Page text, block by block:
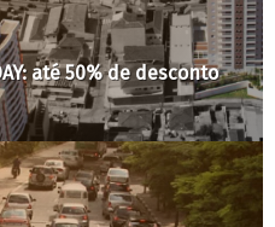
até 50% de desconto